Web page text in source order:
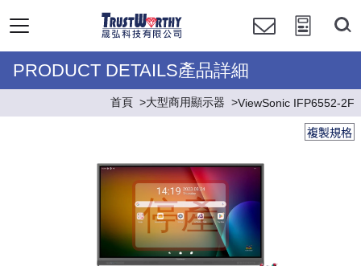
PRODUCT DETAILS產品詳細
首頁 大型商用顯示器 ViewSonic IFP6552-2F
複製規格